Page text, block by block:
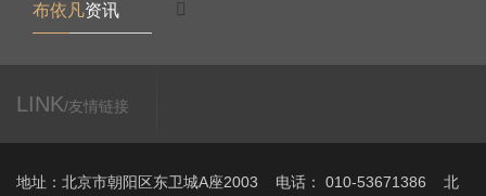
布依凡资讯
LINK/友情链接
地址：北京市朝阳区东卫城A座2003 电话： 010-53671386 北